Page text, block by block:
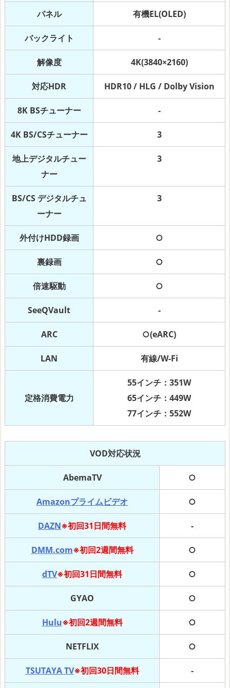
パネル 有機EL(OLED)
バックライト -
解像度 4K(3840×2160)
対応HDR HDR10 / HLG / Dolby Vision
8K BSチューナー -
4K BS/CSチューナー 3
地上デジタルチュー
ナー
3
BS/CS デジタルチュ
ーナー
3
外付けHDD録画 ○
裏録画 ○
倍速駆動 ○
SeeQVault -
ARC ○(eARC)
LAN 有線/W-Fi
定格消費電力
55インチ：351W
65インチ：449W
77インチ：552W
VOD対応状況
AbemaTV ○
Amazonプライムビデオ ○
DAZN※初回31日間無料 -
DMM.com※初回2週間無料 ○
dTV※初回31日間無料 ○
GYAO ○
Hulu※初回2週間無料 ○
NETFLIX ○
TSUTAYA TV※初回30日間無料 -